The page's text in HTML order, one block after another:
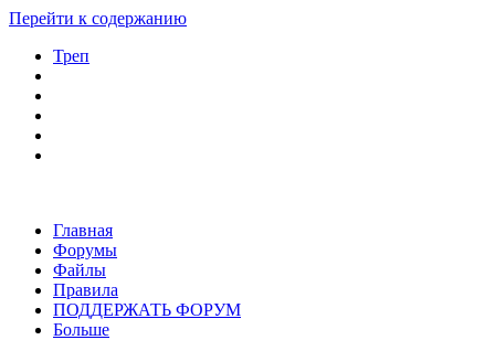
Перейти к содержанию
Треп
Главная
Форумы
Файлы
Правила
ПОДДЕРЖАТЬ ФОРУМ
Больше